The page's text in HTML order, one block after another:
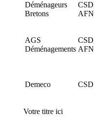
Déménageurs
Bretons
AGS
Déménagements
Demeco CSD
Votre titre ici